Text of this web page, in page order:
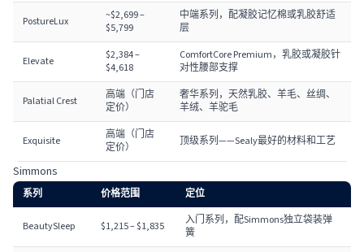
PostureLux
~$2,699 –
$5,799
中端系列，配凝胶记忆棉或乳胶舒适
层
Elevate
$2,384 –
$4,618
ComfortCore Premium，乳胶或凝胶针
对性腰部支撑
Palatial Crest
高端（门店
定价）
奢华系列，天然乳胶、羊毛、丝绸、
羊绒、羊驼毛
Exquisite
高端（门店
定价）
顶级系列——Sealy最好的材料和工艺
Simmons
系列 价格范围 定位
BeautySleep $1,215 – $1,835
入门系列，配Simmons独立袋装弹
簧